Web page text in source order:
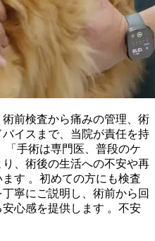
前検査から痛みの管理、術
イスまで、当院が責任を持
「手術は専門医、普段のケ
、術後の生活への不安や再
す 。初めての方にも検査
寧にご説明し、術前から回
心感を提供します 。不安